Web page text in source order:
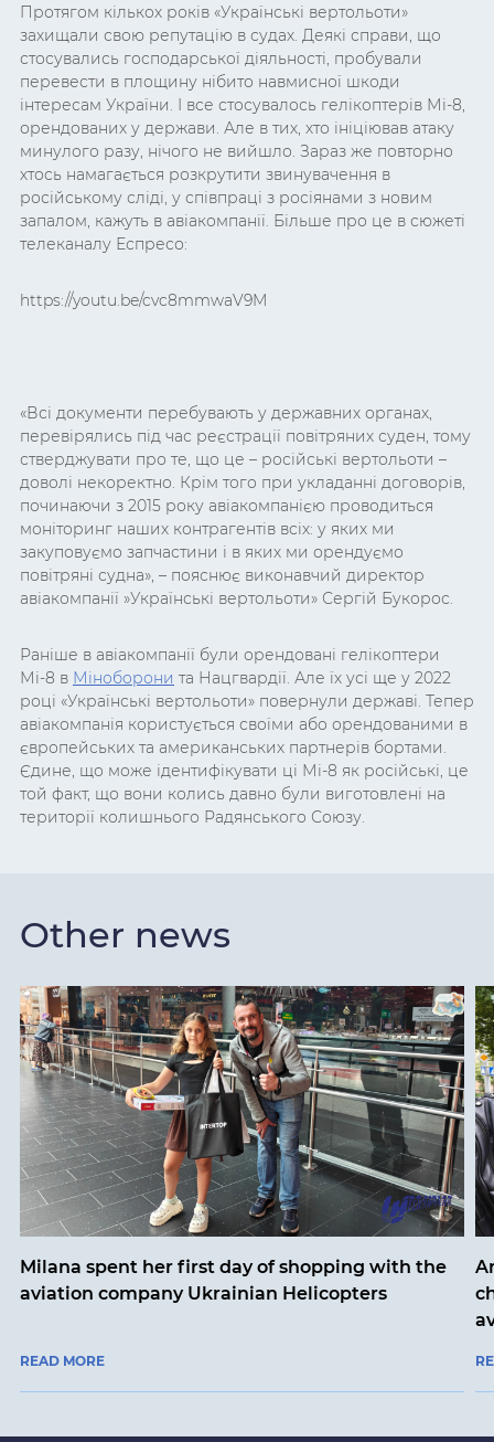
Протягом кількох років «Українські вертольоти»
захищали свою репутацію в судах. Деякі справи, що
стосувались господарської діяльності, пробували
перевести в площину нібито навмисної шкоди
інтересам України. І все стосувалось гелікоптерів Мі-8,
орендованих у держави. Але в тих, хто ініціював атаку
минулого разу, нічого не вийшло. Зараз же повторно
хтось намагається розкрутити звинувачення в
російському сліді, у співпраці з росіянами з новим
запалом, кажуть в авіакомпанії. Більше про це в сюжеті
телеканалу Еспресо:
https://youtu.be/cvc8mmwaV9M
«Всі документи перебувають у державних органах,
перевірялись під час реєстрації повітряних суден, тому
стверджувати про те, що це – російські вертольоти –
доволі некоректно. Крім того при укладанні договорів,
починаючи з 2015 року авіакомпанією проводиться
моніторинг наших контрагентів всіх: у яких ми
закуповуємо запчастини і в яких ми орендуємо
повітряні судна», – пояснює виконавчий директор
авіакомпанії »Українські вертольоти» Сергій Букорос.
Раніше в авіакомпанії були орендовані гелікоптери
Мі-8 в Міноборони та Нацгвардії. Але їх усі ще у 2022
році «Українські вертольоти» повернули державі. Тепер
авіакомпанія користується своїми або орендованими в
європейських та американських партнерів бортами.
Єдине, що може ідентифікувати ці Мі-8 як російські, це
той факт, що вони колись давно були виготовлені на
території колишнього Радянського Союзу.
Other news
Milana spent her first day of shopping with the
aviation company Ukrainian Helicopters
READ MORE